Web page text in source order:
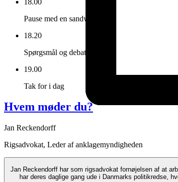
Pause med en sandwich
18.20
Spørgsmål og debat
19.00
Tak for i dag
Hvem møder du?
Jan Reckendorff
Rigsadvokat, Leder af anklagemyndigheden
Jan Reckendorff har som rigsadvokat fornøjelsen af at
har deres daglige gang ude i Danmarks politikredse,